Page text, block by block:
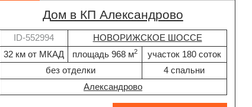
дом в КП Александрово
ID-552994
НОВОРИЖСКОЕ ШОССЕ
32 км от МКАД
площадь 968 м2
участок 180 соток
без отделки
4 спальни
Александрово